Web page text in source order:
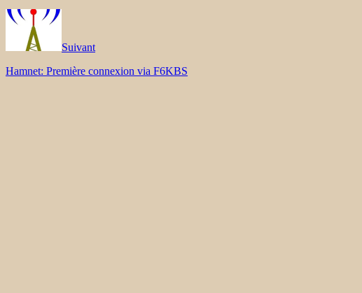
Suivant
Hamnet: Première connexion via F6KBS